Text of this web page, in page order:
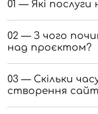
01 — Які
02 — З чого
над проєктом?
03 — Скільки
створення